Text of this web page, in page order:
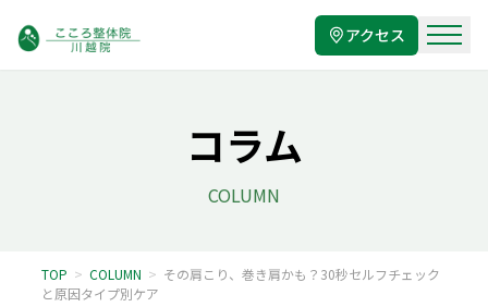
アクセス
コラム
COLUMN
TOP > COLUMN > その肩こり、巻き肩かも？30秒セルフチェック
と原因タイプ別ケア